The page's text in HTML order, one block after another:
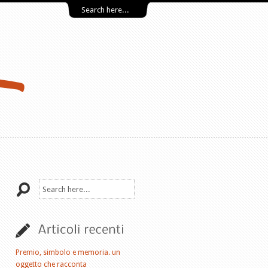
Premio, simbolo e memoria. un
oggetto che racconta